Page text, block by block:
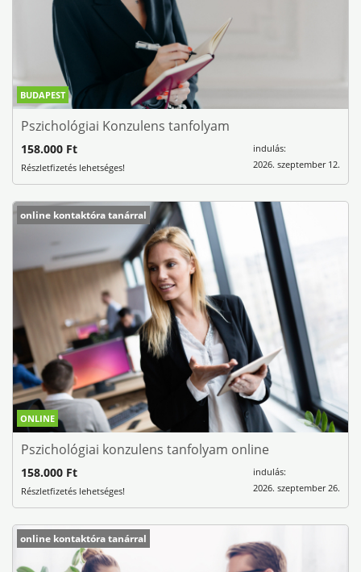
BUDAPEST
Pszichológiai Konzulens tanfolyam
indulás:
2026. szeptember 12.
158.000 Ft
Részletfizetés lehetséges!
ONLINE
online kontaktóra tanárral
Pszichológiai konzulens tanfolyam online
indulás:
2026. szeptember 26.
158.000 Ft
Részletfizetés lehetséges!
online kontaktóra tanárral